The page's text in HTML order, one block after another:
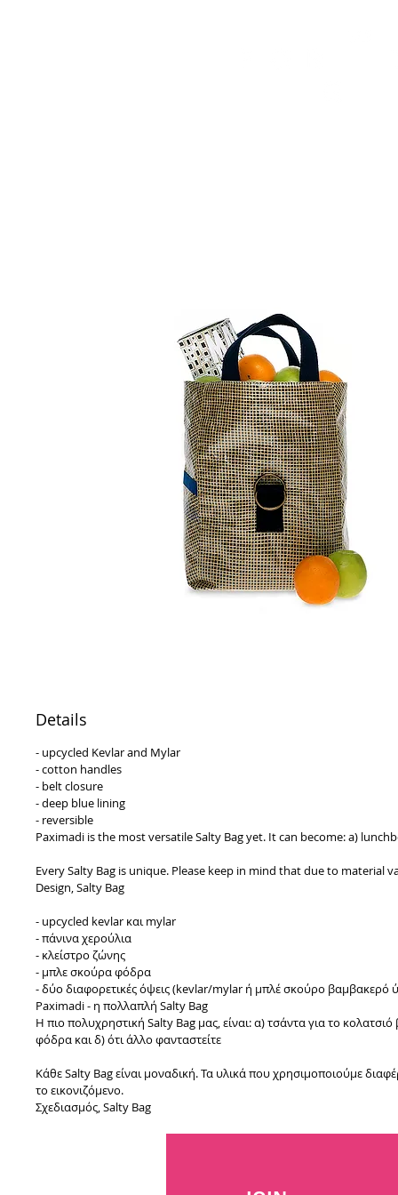
Details
- upcycled Kevlar and Mylar
- cotton handles
- belt closure
- deep blue lining
- reversible
Paximadi is the most versatile Salty Bag yet. It can become: a)
Every Salty Bag is unique. Please keep in mind that due to
Design, Salty Bag
- upcycled kevlar και mylar
- πάνινα χερούλια
- κλείστρο ζώνης
- μπλε σκούρα φόδρα
- δύο διαφορετικές όψεις (kevlar/mylar ή μπλέ σκούρο βαμβακερό
Paximadi - η πολλαπλή Salty Bag
Η πιο πολυχρηστική Salty Bag μας, είναι: α) τσάντα για το
φόδρα και δ) ότι άλλο φανταστείτε
Κάθε Salty Bag είναι μοναδική. Τα υλικά που χρησιμοποιούμε
το εικονιζόμενο.
Σχεδιασμός, Salty Bag